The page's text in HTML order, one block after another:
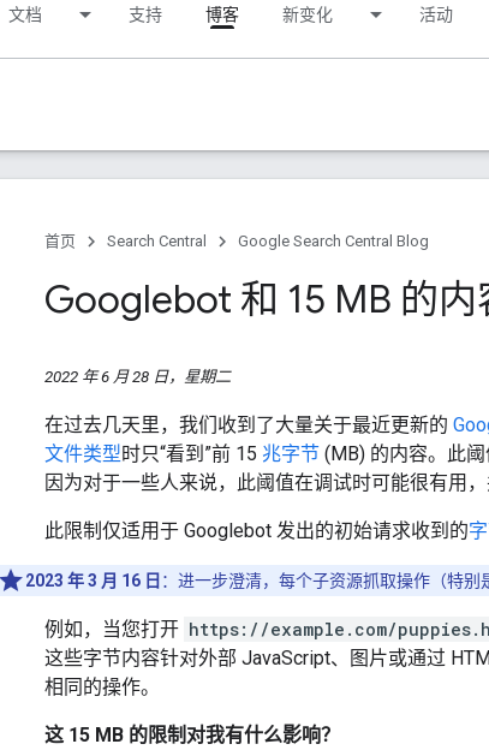
文档 支持 博客 新变化 活动
首页 Search Central Google Search Central Blog
Googlebot 和 15 MB 的内
2022 年 6 月 28 日，星期二
在过去几天里，我们收到了大量关于最近更新的
文件类型时只“看到”前 15 兆字节 (MB) 的内容。此
因为对于一些人来说，此阈值在调试时可能很有用，
此限制仅适用于 Googlebot 发出的初始请求收到的
2023 年 3 月 16 日 ：进一步澄清，每个子资源抓取操作（特别
例如，当您打开 https://example.com/
这些字节内容针对外部 JavaScript、图片或通过
相同的操作。
这 15 MB 的限制对我有什么影响？